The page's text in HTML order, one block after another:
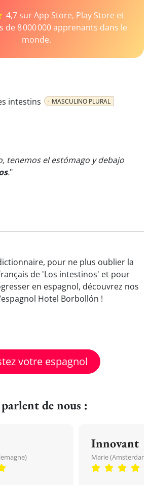
4,7 sur App Store, Play Store et
de 8 000 000 apprenants dans le
monde.
intestins
MASCULINO PLURAL
tenemos el estómago y debajo
."
pour ne plus oublier la
de 'Los intestinos' et pour
en espagnol, découvrez nos
Hotel Borbollón !
votre espagnol
de nous :
Innovant
Marie (Amsterdam,